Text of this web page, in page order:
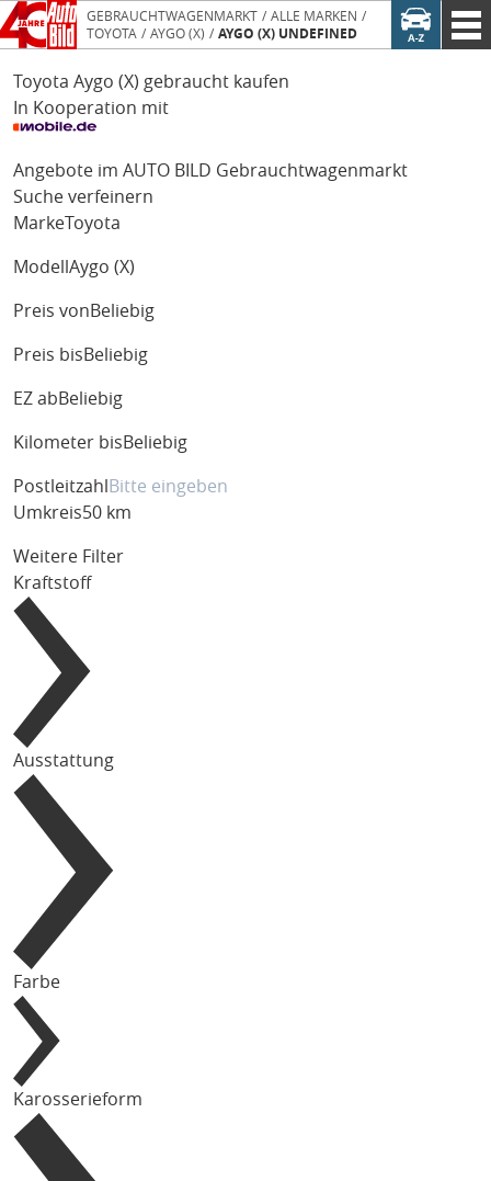
GEBRAUCHTWAGENMARKT
ALLE MARKEN
TOYOTA
AYGO (X) AYGO (X) UNDEFINED
Toyota Aygo (X) gebraucht kaufen
In Kooperation mit
Angebote im AUTO BILD Gebrauchtwagenmarkt
Suche verfeinern
MarkeToyota
Modell Aygo (X)
Preis von Beliebig
Preis bis Beliebig
EZ ab Beliebig
Kilometer bis Beliebig
Postleitzahl
Umkreis50 km
Weitere Filter
Kraftstoff
Ausstattung
Farbe
Karosserieform